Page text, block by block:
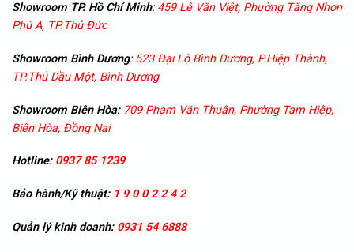
Showroom TP. Hồ Chí Minh:459 Lê Văn Việt, Phường Tăng Nhơn
Phú A, TP.Thủ Đức
Showroom Bình Dương:523 Đại Lộ Bình Dương, P.Hiệp Thành,
TP.Thủ Dầu Một, Bình Dương
Showroom Biên Hòa: 709 Phạm Văn Thuận, Phường Tam Hiệp,
Biên Hòa, Đồng Nai
Hotline:0937 85 1239
Bảo hành/Kỹ thuật: 1 9 0 0 2 2 4 2
Quản lý kinh doanh:0931 54 6888